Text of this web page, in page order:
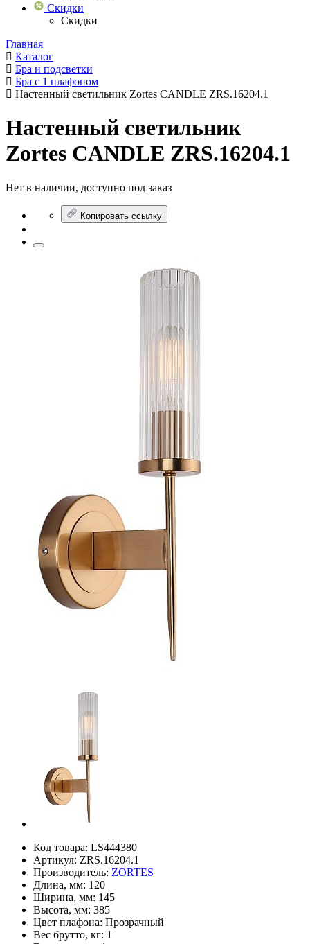
Скидки
Скидки
Главная
Каталог
Бра и подсветки
Бра с 1 плафоном
Настенный светильник Zortes CANDLE ZRS.16204.1
Настенный светильник
Zortes CANDLE ZRS.16204.1
Нет в наличии, доступно под заказ
Копировать ссылку
Код товара: LS444380
Артикул: ZRS.16204.1
Производитель: ZORTES
Длина, мм: 120
Ширина, мм: 145
Высота, мм: 385
Цвет плафона: Прозрачный
Вес брутто, кг: 1